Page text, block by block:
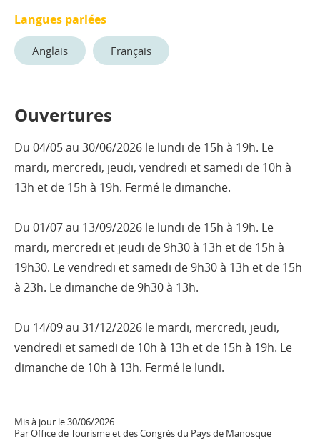
Langues parlées
Anglais Français
Ouvertures
Du 04/05 au 30/06/2026 le lundi de 15h à 19h. Le
mardi, mercredi, jeudi, vendredi et samedi de 10h à
13h et de 15h à 19h. Fermé le dimanche.
Du 01/07 au 13/09/2026 le lundi de 15h à 19h. Le
mardi, mercredi et jeudi de 9h30 à 13h et de 15h à
19h30. Le vendredi et samedi de 9h30 à 13h et de 15h
à 23h. Le dimanche de 9h30 à 13h.
Du 14/09 au 31/12/2026 le mardi, mercredi, jeudi,
vendredi et samedi de 10h à 13h et de 15h à 19h. Le
dimanche de 10h à 13h. Fermé le lundi.
Mis à jour le 30/06/2026
Par Office de Tourisme et des Congrès du Pays de Manosque